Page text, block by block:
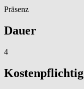
Präsenz
Dauer
4
Kostenpflichtig